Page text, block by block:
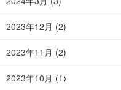
2023年12月 (2)
2023年11月 (2)
2023年10月 (1)